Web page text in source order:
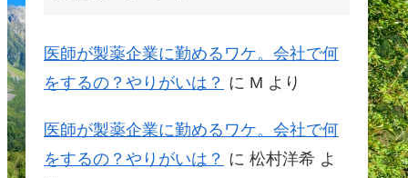
医師が製薬企業に勤めるワケ。会社で何
をするの？やりがいは？ に M より
医師が製薬企業に勤めるワケ。会社で何
をするの？やりがいは？ に 松村洋希 よ